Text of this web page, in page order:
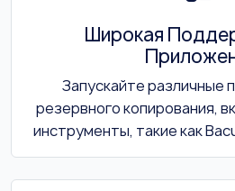
Широкая
Запускайте различные
резервного копирования,
инструменты, такие как